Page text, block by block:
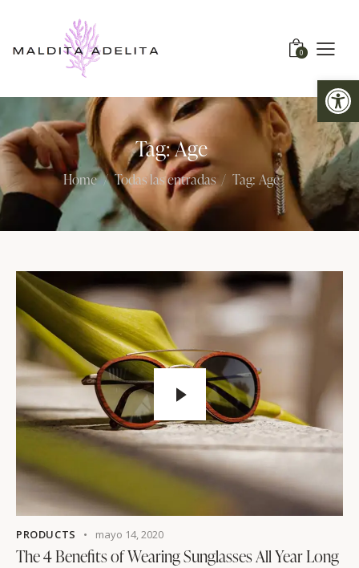
Abrir barra de herramientas
0
Tag: Age
Home Todas las entradas Tag: Age
PRODUCTS mayo 14, 2020
The 4 Benefits of Wearing Sunglasses All Year Long